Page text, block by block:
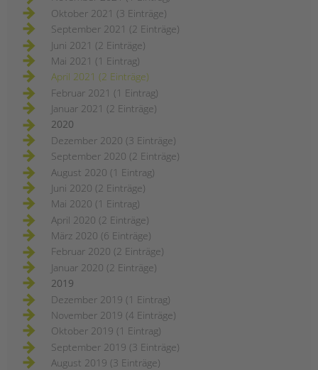
Oktober 2021 (3 Einträge)
September 2021 (2 Einträge)
Juni 2021 (2 Einträge)
Mai 2021 (1 Eintrag)
April 2021 (2 Einträge)
Februar 2021 (1 Eintrag)
Januar 2021 (2 Einträge)
2020
Dezember 2020 (3 Einträge)
September 2020 (2 Einträge)
August 2020 (1 Eintrag)
Juni 2020 (2 Einträge)
Mai 2020 (1 Eintrag)
April 2020 (2 Einträge)
März 2020 (6 Einträge)
Februar 2020 (2 Einträge)
Januar 2020 (2 Einträge)
2019
Dezember 2019 (1 Eintrag)
November 2019 (4 Einträge)
Oktober 2019 (1 Eintrag)
September 2019 (3 Einträge)
August 2019 (3 Einträge)